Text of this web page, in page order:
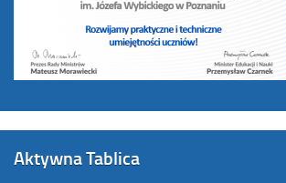
Aktywna Tablica